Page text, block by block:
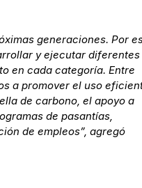
generaciones. Por
y ejecutar diferentes
en cada categoría. Entre
a promover el uso
de carbono, el apoyo a
de pasantías,
de empleos”, agregó